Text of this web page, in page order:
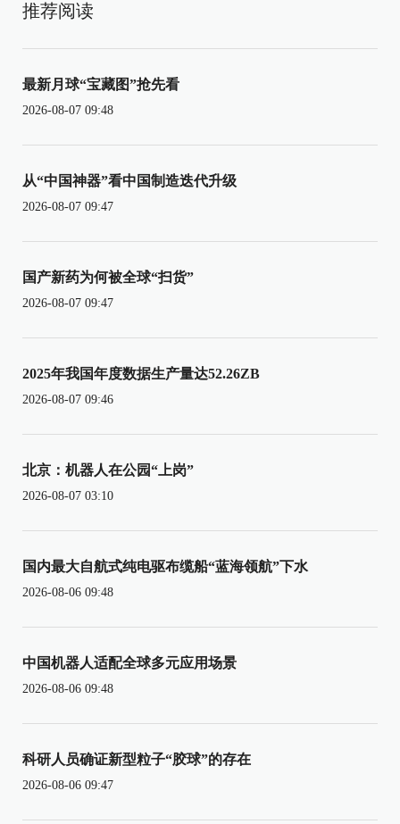
推荐阅读
最新月球“宝藏图”抢先看
2026-08-07 09:48
从“中国神器”看中国制造迭代升级
2026-08-07 09:47
国产新药为何被全球“扫货”
2026-08-07 09:47
2025年我国年度数据生产量达52.26ZB
2026-08-07 09:46
北京：机器人在公园“上岗”
2026-08-07 03:10
国内最大自航式纯电驱布缆船“蓝海领航”下水
2026-08-06 09:48
中国机器人适配全球多元应用场景
2026-08-06 09:48
科研人员确证新型粒子“胶球”的存在
2026-08-06 09:47